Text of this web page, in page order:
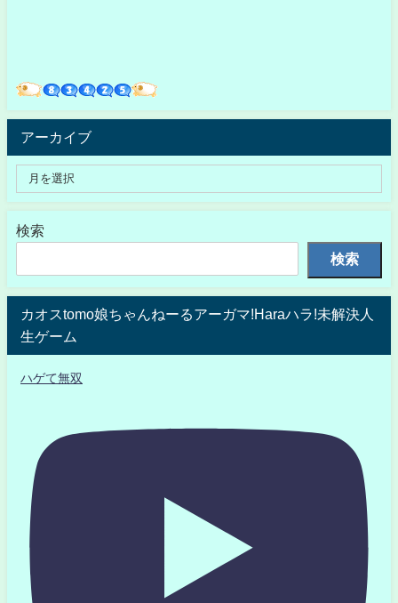
アーカイブ
検索
検索
カオスtomo娘ちゃんねーるアーガマ!Haraハラ!未解決人
生ゲーム
ハゲて無双